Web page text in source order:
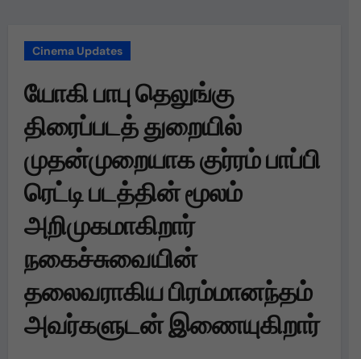
Cinema Updates
யோகி பாபு தெலுங்கு
திரைப்படத் துறையில்
முதன்முறையாக குர்ரம் பாப்பி
ரெட்டி படத்தின் மூலம்
அறிமுகமாகிறார்
நகைச்சுவையின்
தலைவராகிய பிரம்மானந்தம்
அவர்களுடன் இணையுகிறார்